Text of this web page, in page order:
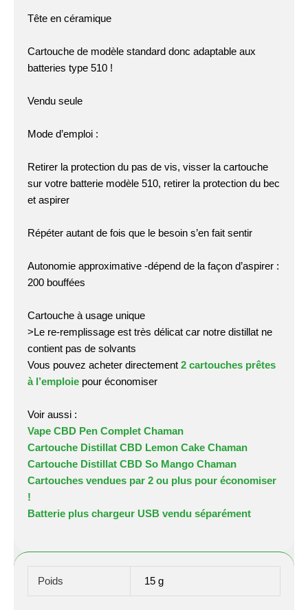
Tête en céramique
Cartouche de modèle standard donc adaptable aux
batteries type 510 !
Vendu seule
Mode d’emploi :
Retirer la protection du pas de vis, visser la cartouche
sur votre batterie modèle 510, retirer la protection du bec
et aspirer
Répéter autant de fois que le besoin s’en fait sentir
Autonomie approximative -dépend de la façon d’aspirer :
200 bouffées
Cartouche à usage unique
>Le re-remplissage est très délicat car notre distillat ne
contient pas de solvants
Vous pouvez acheter directement 2 cartouches prêtes
à l’emploie pour économiser
Voir aussi :
Vape CBD Pen Complet Chaman
Cartouche Distillat CBD Lemon Cake Chaman
Cartouche Distillat CBD So Mango Chaman
Cartouches vendues par 2 ou plus pour économiser
!
Batterie plus chargeur USB vendu séparément
Poids 15 g